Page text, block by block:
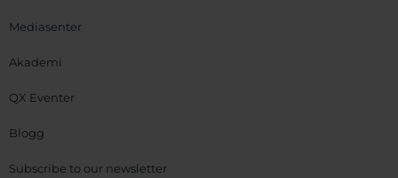
Mediasenter
Akademi
QX Eventer
Blogg
Subscribe to our newsletter